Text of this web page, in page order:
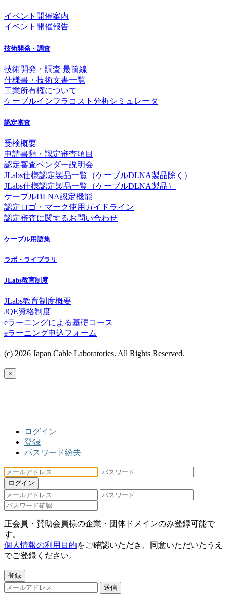
イベント開催案内
イベント開催報告
技術開発・調査
技術開発・調査 最前線
仕様書・技術文書一覧
工業所有権について
ケーブルインフラコスト分析シミュレータ
認定審査
受検概要
申請書類・認定審査項目
認定審査ベンダー説明会
JLabs仕様認定製品一覧（ケーブルDLNA製品除く）
JLabs仕様認定製品一覧（ケーブルDLNA製品）
ケーブルDLNA認定機能
認定ロゴ・マーク使用ガイドライン
認定審査に関するお問い合わせ
ケーブル用語集
ラボ・ライブラリ
JLabs教育制度
JLabs教育制度概要
JQE資格制度
eラーニングによる基礎コース
eラーニング申込フォーム
(c) 2026 Japan Cable Laboratories. All Rights Reserved.
×
ログイン
登録
パスワード紛失
ログイン
正会員・賛助会員様の企業・団体ドメインのみ登録可能で
す。
個人情報の利用目的をご確認いただき、同意いただいたうえ
でご登録ください。
登録
送信